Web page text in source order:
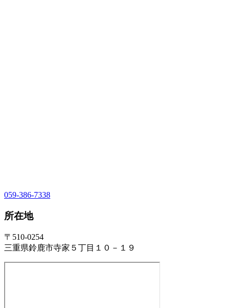
059-386-7338
所在地
〒510-0254
三重県鈴鹿市寺家５丁目１０－１９